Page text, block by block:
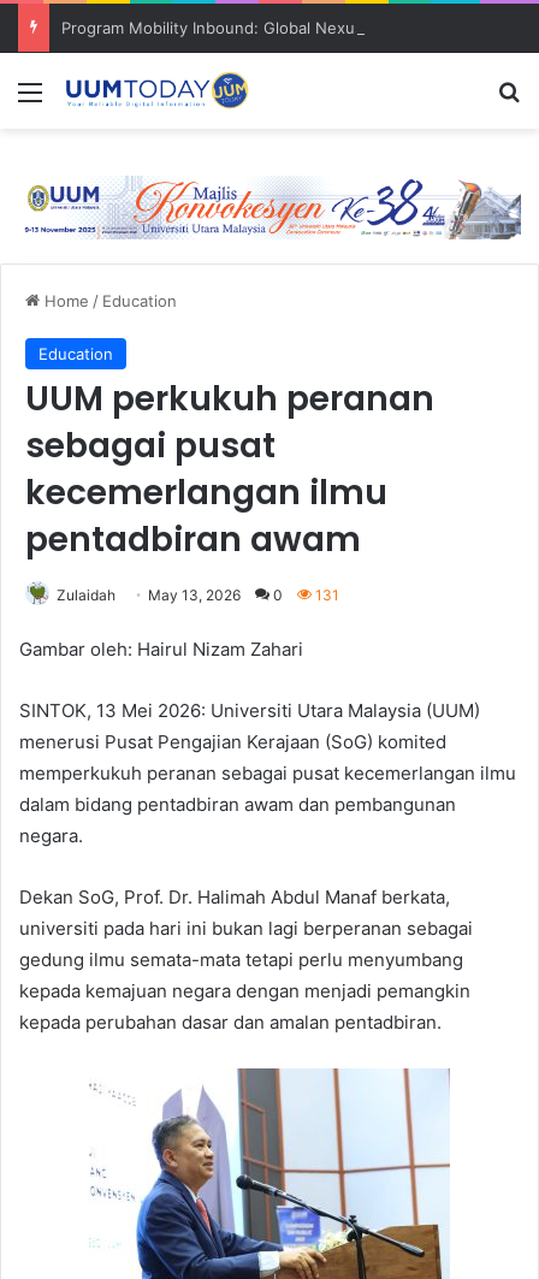
Menu
Home / Education
Education
UUM perkukuh peranan
sebagai pusat
kecemerlangan ilmu
pentadbiran awam
Zulaidah May 13, 2026 0 131
Gambar oleh: Hairul Nizam Zahari
SINTOK, 13 Mei 2026: Universiti Utara Malaysia (UUM)
menerusi Pusat Pengajian Kerajaan (SoG) komited
memperkukuh peranan sebagai pusat kecemerlangan ilmu
dalam bidang pentadbiran awam dan pembangunan
negara.
Dekan SoG, Prof. Dr. Halimah Abdul Manaf berkata,
universiti pada hari ini bukan lagi berperanan sebagai
gedung ilmu semata-mata tetapi perlu menyumbang
kepada kemajuan negara dengan menjadi pemangkin
kepada perubahan dasar dan amalan pentadbiran.